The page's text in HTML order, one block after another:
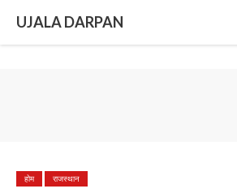
content
UJALA DARPAN
होम राजस्थान